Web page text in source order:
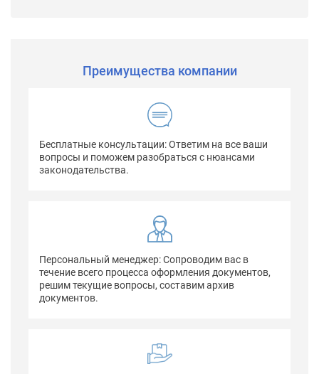
Преимущества компании
Бесплатные консультации: Ответим на все ваши
вопросы и поможем разобраться с нюансами
законодательства.
Персональный менеджер: Сопроводим вас в
течение всего процесса оформления документов,
решим текущие вопросы, составим архив
документов.